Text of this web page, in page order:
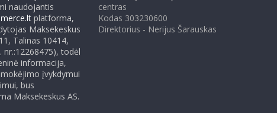
naudojantis
platforma,
Maksekeskus
Talinas 10414,
nr.:12268475), todėl
informacija,
įvykdymui
bus
Maksekeskus AS.
centras
Kodas 303230600
Direktorius - Nerijus Šarauskas